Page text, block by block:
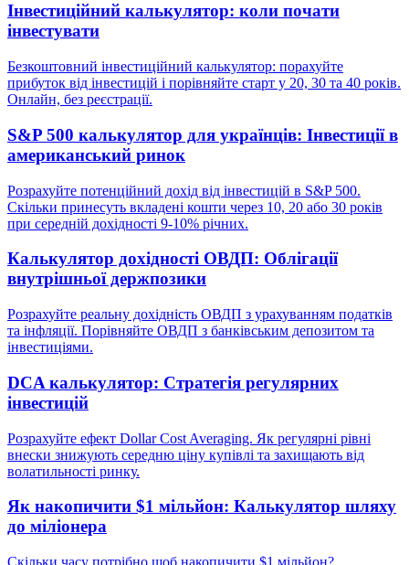
Інвестиційний калькулятор: коли почати
інвестувати
Безкоштовний інвестиційний калькулятор: порахуйте
прибуток від інвестицій і порівняйте старт у 20, 30 та 40 років.
Онлайн, без реєстрації.
S&P 500 калькулятор для українців: Інвестиції в
американський ринок
Розрахуйте потенційний дохід від інвестицій в S&P 500.
Скільки принесуть вкладені кошти через 10, 20 або 30 років
при середній дохідності 9-10% річних.
Калькулятор дохідності ОВДП: Облігації
внутрішньої держпозики
Розрахуйте реальну дохідність ОВДП з урахуванням податків
та інфляції. Порівняйте ОВДП з банківським депозитом та
інвестиціями.
DCA калькулятор: Стратегія регулярних
інвестицій
Розрахуйте ефект Dollar Cost Averaging. Як регулярні рівні
внески знижують середню ціну купівлі та захищають від
волатильності ринку.
Як накопичити $1 мільйон: Калькулятор шляху
до міліонера
Скільки часу потрібно щоб накопичити $1 мільйон?